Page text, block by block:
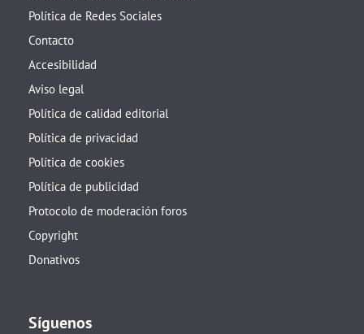
Política de Redes Sociales
Contacto
Accesibilidad
Aviso legal
Política de calidad editorial
Política de privacidad
Política de cookies
Política de publicidad
Protocolo de moderación foros
Copyright
Donativos
Síguenos